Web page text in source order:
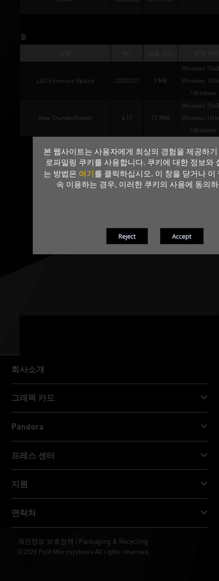
본 웹사이트는 사용자에게 최상의 경험을 제공하
로파일링 쿠키를 사용합니다. 쿠키에 대한 정보와
는 방법은 여기를 클릭하십시오. 이 창을 닫거나 이
속 이용하는 경우, 이러한 쿠키의 사용에 동의
툴
LED Firmware Update 20220127 2 MB
Windows
Windows
/ Windows
New ThunderMaster 4.17 17.7MB
Windows
Windows
/ Windows
회사소개
회사소개
그래픽 카드
GeForce RTX™ 40 Series
GeForce RTX™ 30 Series
Pandora
NVIDIA Jetson Orin™ Nano Super
프레스 센터
소셜 미디어
수상 & 리뷰
지원
ThunderMaster
ARGB SYNC
연락처
판매처
개인정보 보호정책 | Packaging & Recycling
©2026 Palit Microsystems All rights reserved.